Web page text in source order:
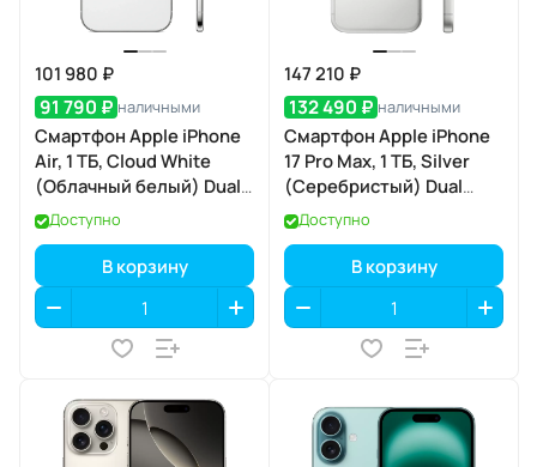
101 980 ₽
91 790 ₽ наличными
Смартфон Apple iPhone
Air, 1 ТБ, Cloud White
(Облачный белый) Dual
eSIM
Доступно
В корзину
147 210 ₽
132 490 ₽ наличными
Смартфон Apple iPhone
17 Pro Max, 1 ТБ, Silver
(Серебристый) Dual
eSIM
Доступно
В корзину